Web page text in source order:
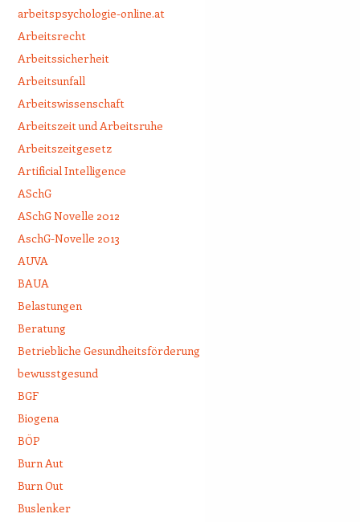
arbeitspsychologie-online.at
Arbeitsrecht
Arbeitssicherheit
Arbeitsunfall
Arbeitswissenschaft
Arbeitszeit und Arbeitsruhe
Arbeitszeitgesetz
Artificial Intelligence
ASchG
ASchG Novelle 2012
AschG-Novelle 2013
AUVA
BAUA
Belastungen
Beratung
Betriebliche Gesundheitsförderung
bewusstgesund
BGF
Biogena
BÖP
Burn Aut
Burn Out
Buslenker